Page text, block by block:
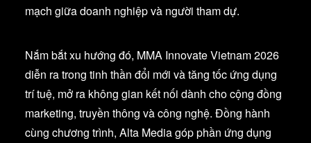
mạch giữa doanh nghiệp và người tham dự.
Nắm bắt xu hướng đó, MMA Innovate Vietnam 2026
diễn ra trong tinh thần đổi mới và tăng tốc ứng dụng
trí tuệ, mở ra không gian kết nối dành cho cộng đồng
marketing, truyền thông và công nghệ. Đồng hành
cùng chương trình, Alta Media góp phần ứng dụng